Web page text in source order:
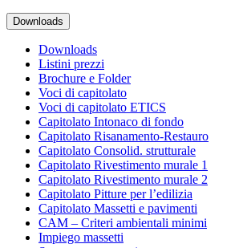
Downloads
Downloads
Listini prezzi
Brochure e Folder
Voci di capitolato
Voci di capitolato ETICS
Capitolato Intonaco di fondo
Capitolato Risanamento-Restauro
Capitolato Consolid. strutturale
Capitolato Rivestimento murale 1
Capitolato Rivestimento murale 2
Capitolato Pitture per l’edilizia
Capitolato Massetti e pavimenti
CAM – Criteri ambientali minimi
Impiego massetti